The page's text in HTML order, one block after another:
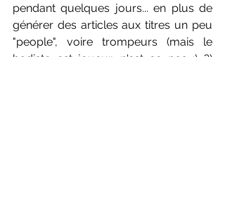
pendant quelques jours... en plus de
générer des articles aux titres un peu
"people", voire trompeurs (mais le
badiste est joueur, n'est ce pas ;) ?)